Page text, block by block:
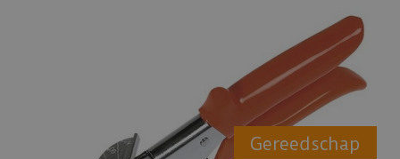
Gereedschap